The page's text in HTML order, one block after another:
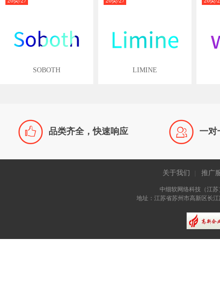
SOBOTH LIMINE
 品类齐全，快速响应  一对
关于我们 推广
中细软网络科技（江
地址：江苏省苏州市高新区长